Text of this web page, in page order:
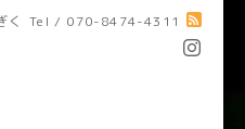
く Tel / 070-8474-4311